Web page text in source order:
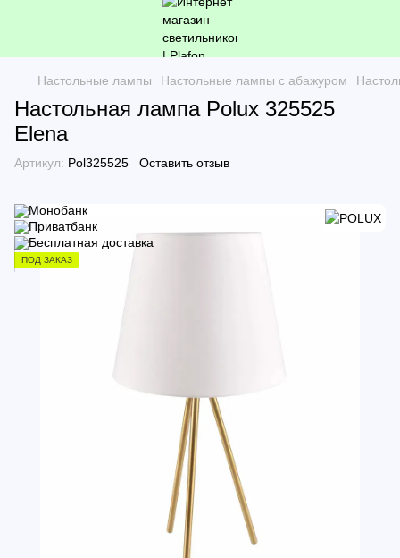
Настольные лампы Настольные лампы с абажуром
Настольная лампа Polux 325525
Elena
Артикул: Pol325525 Оставить отзыв
ПОД ЗАКАЗ